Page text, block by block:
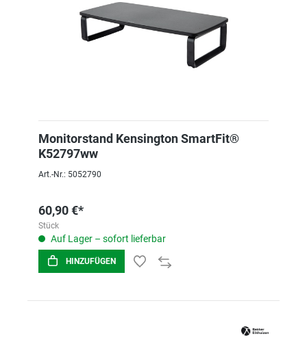
Monitorstand Kensington SmartFit®
K52797ww
Art.-Nr.: 5052790
60,90 €*
Stück
Auf Lager – sofort lieferbar
HINZUFÜGEN